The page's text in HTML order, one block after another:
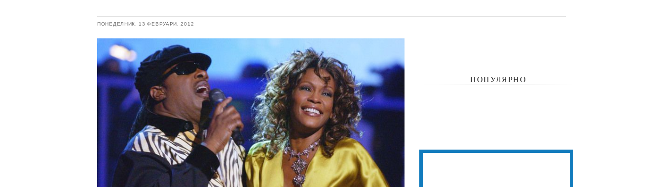
ПОНЕДЕЛНИК, 13 ФЕВРУАРИ, 2012
ПОПУЛЯРНО